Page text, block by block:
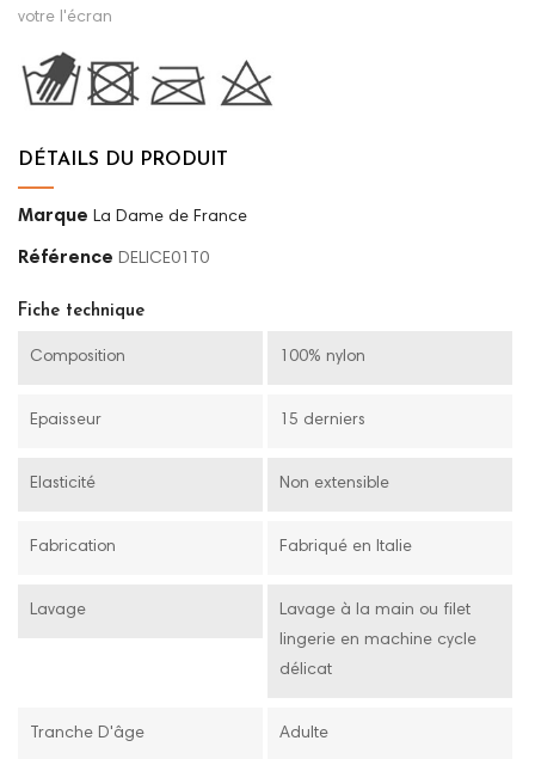
votre l'écran
DÉTAILS DU PRODUIT
Marque La Dame de France
Référence DELICE01T0
Fiche technique
Composition 100% nylon
Epaisseur 15 derniers
Elasticité Non extensible
Fabrication Fabriqué en Italie
Lavage
Lavage à la main ou filet
lingerie en machine cycle
délicat
Tranche D'âge Adulte